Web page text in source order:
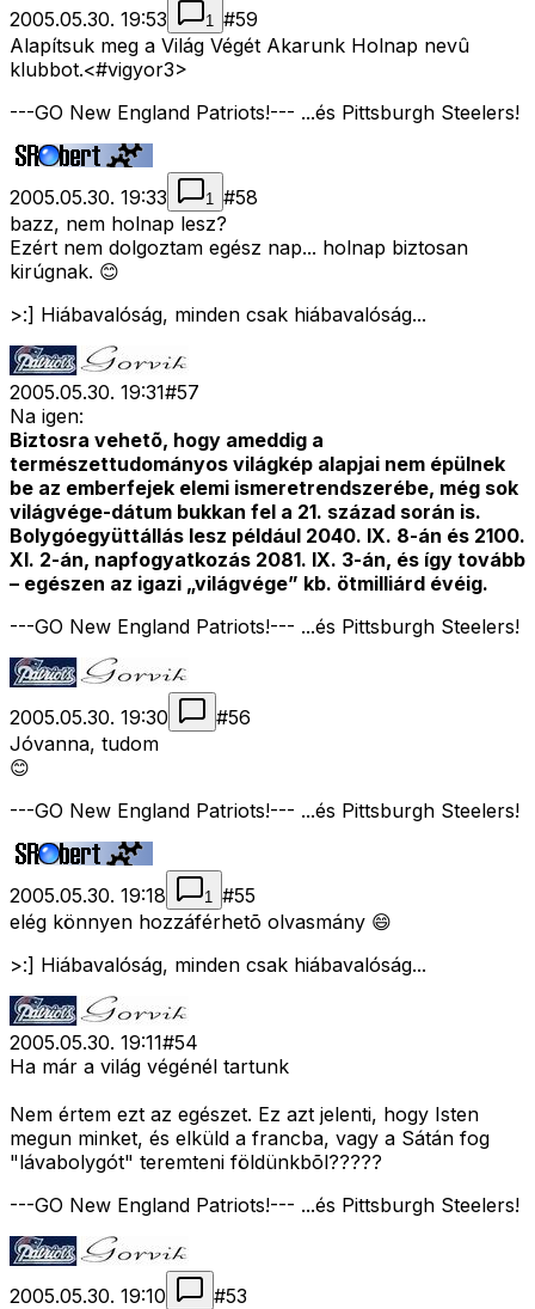
2005.05.30. 19:53 1 #59
Alapítsuk meg a Világ Végét Akarunk Holnap nevû
klubbot.<#vigyor3>
---GO New England Patriots!--- ...és Pittsburgh Steelers!
2005.05.30. 19:33 1 #58
bazz, nem holnap lesz?
Ezért nem dolgoztam egész nap... holnap biztosan
kirúgnak. 😊
>:] Hiábavalóság, minden csak hiábavalóság...
2005.05.30. 19:31#57
Na igen:
Biztosra vehetõ, hogy ameddig a
természettudományos világkép alapjai nem épülnek
be az emberfejek elemi ismeretrendszerébe, még sok
világvége-dátum bukkan fel a 21. század során is.
Bolygóegyüttállás lesz például 2040. IX. 8-án és 2100.
XI. 2-án, napfogyatkozás 2081. IX. 3-án, és így tovább
– egészen az igazi „világvége” kb. ötmilliárd évéig.
---GO New England Patriots!--- ...és Pittsburgh Steelers!
2005.05.30. 19:30 #56
Jóvanna, tudom
😊
---GO New England Patriots!--- ...és Pittsburgh Steelers!
2005.05.30. 19:18 1 #55
elég könnyen hozzáférhetõ olvasmány 😄
>:] Hiábavalóság, minden csak hiábavalóság...
2005.05.30. 19:11#54
Ha már a világ végénél tartunk
Nem értem ezt az egészet. Ez azt jelenti, hogy Isten
megun minket, és elküld a francba, vagy a Sátán fog
"lávabolygót" teremteni földünkbõl?????
---GO New England Patriots!--- ...és Pittsburgh Steelers!
2005.05.30. 19:10 #53